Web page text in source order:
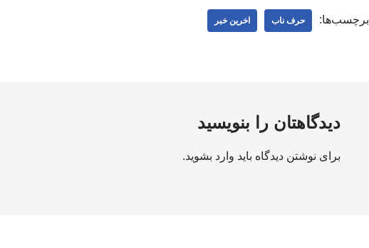
برچسب‌ها: حرف ناب اخرین خبر
دیدگاهتان را بنویسید
برای نوشتن دیدگاه باید وارد بشوید.